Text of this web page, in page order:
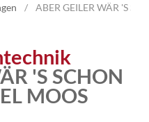
ABER GEILER WÄR 'S
'S SCHON
MOOS